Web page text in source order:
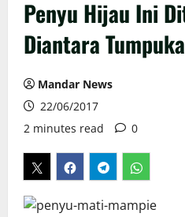
Penyu Hijau Ini
Diantara
Mandar News
22/06/2017
2 minutes read
0